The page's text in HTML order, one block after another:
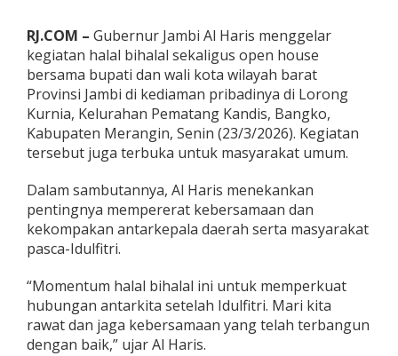
u
s
e
i
K
e
d
m
a
n
b
a
d
i
RJ.COM – Gubernur Jambi Al Haris menggelar
kegiatan halal bihalal sekaligus open house
bersama bupati dan wali kota wilayah barat
Provinsi Jambi di kediaman pribadinya di Lorong
Kurnia, Kelurahan Pematang Kandis, Bangko,
Kabupaten Merangin, Senin (23/3/2026). Kegiatan
tersebut juga terbuka untuk masyarakat umum.
Dalam sambutannya, Al Haris menekankan
pentingnya mempererat kebersamaan dan
kekompakan antarkepala daerah serta masyarakat
pasca-Idulfitri.
“Momentum halal bihalal ini untuk memperkuat
hubungan antarkita setelah Idulfitri. Mari kita
rawat dan jaga kebersamaan yang telah terbangun
dengan baik,” ujar Al Haris.